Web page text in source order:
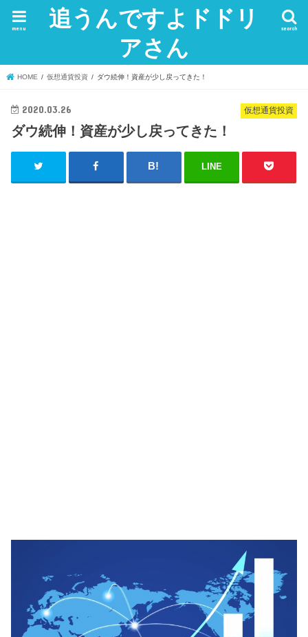
追うんですよドドリ
アさん
search
menu
HOME 仮想通貨投資 ダウ続伸！資産が少し戻ってきた！
仮想通貨投資
2020.03.26
ダウ続伸！資産が少し戻ってきた！
LINE